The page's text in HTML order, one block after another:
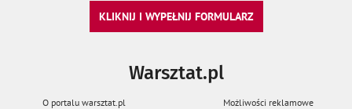
KLIKNIJ I WYPEŁNIJ FORMULARZ
Warsztat.pl
O portalu warsztat.pl
Możliwości reklamowe